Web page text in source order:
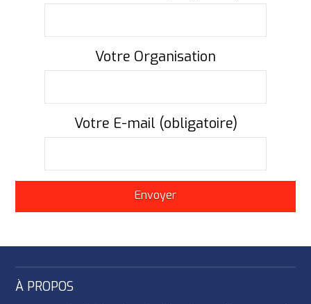
Votre Organisation
Votre E-mail (obligatoire)
À PROPOS